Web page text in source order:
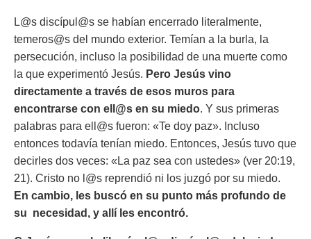
L@s discípul@s se habían encerrado literalmente,
temeros@s del mundo exterior. Temían a la burla, la
persecución, incluso la posibilidad de una muerte como
la que experimentó Jesús. Pero Jesús vino
directamente a través de esos muros para
encontrarse con ell@s en su miedo. Y sus primeras
palabras para ell@s fueron: «Te doy paz». Incluso
entonces todavía tenían miedo. Entonces, Jesús tuvo que
decirles dos veces: «La paz sea con ustedes» (ver 20:19,
21). Cristo no l@s reprendió ni los juzgó por su miedo.
En cambio, les buscó en su punto más profundo de
su necesidad, y allí les encontró.